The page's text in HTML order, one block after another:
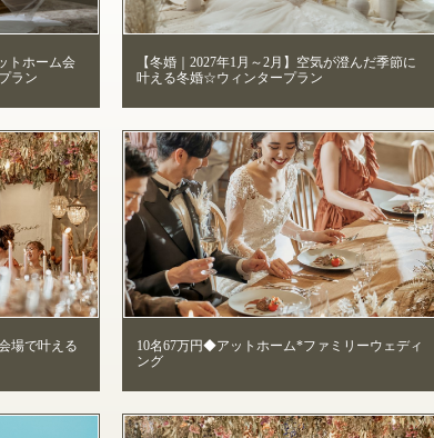
トホーム会
ラン
【冬婚｜2027年1月～2月】空気が澄んだ季節に
叶える冬婚☆ウィンタープラン
場で叶える
10名67万円◆アットホーム*ファミリーウェディ
ング